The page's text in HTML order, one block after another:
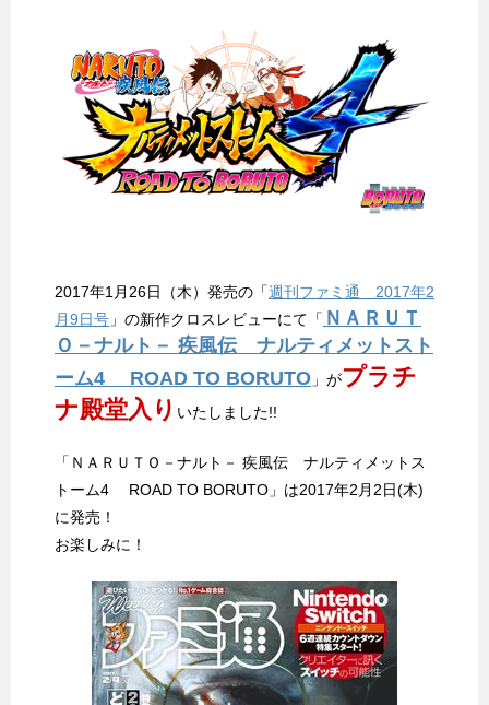
2017年1月26日（木）発売の「週刊ファミ通 2017年2
月9日号 」の新作クロスレビューにて「 ＮＡＲＵＴ
Ｏ－ナルト－ 疾風伝 ナルティメットスト
ーム4 ROAD TO BORUTO 」がプラチ
ナ殿堂入り いたしました!!
「ＮＡＲＵＴＯ－ナルト－ 疾風伝 ナルティメットス
トーム4 ROAD TO BORUTO」は2017年2月2日(木)
に発売！
お楽しみに！